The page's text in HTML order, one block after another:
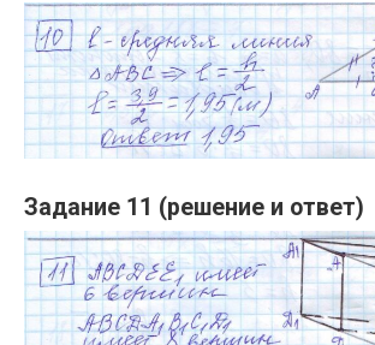
Задание 11 (решение и ответ)